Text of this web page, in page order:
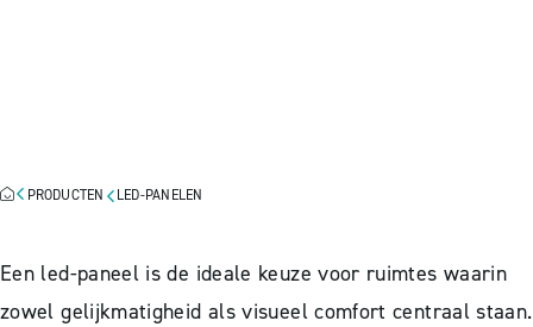
PRODUCTEN LED-PANELEN
Een led-paneel is de ideale keuze voor ruimtes waarin
zowel gelijkmatigheid als visueel comfort centraal staan.